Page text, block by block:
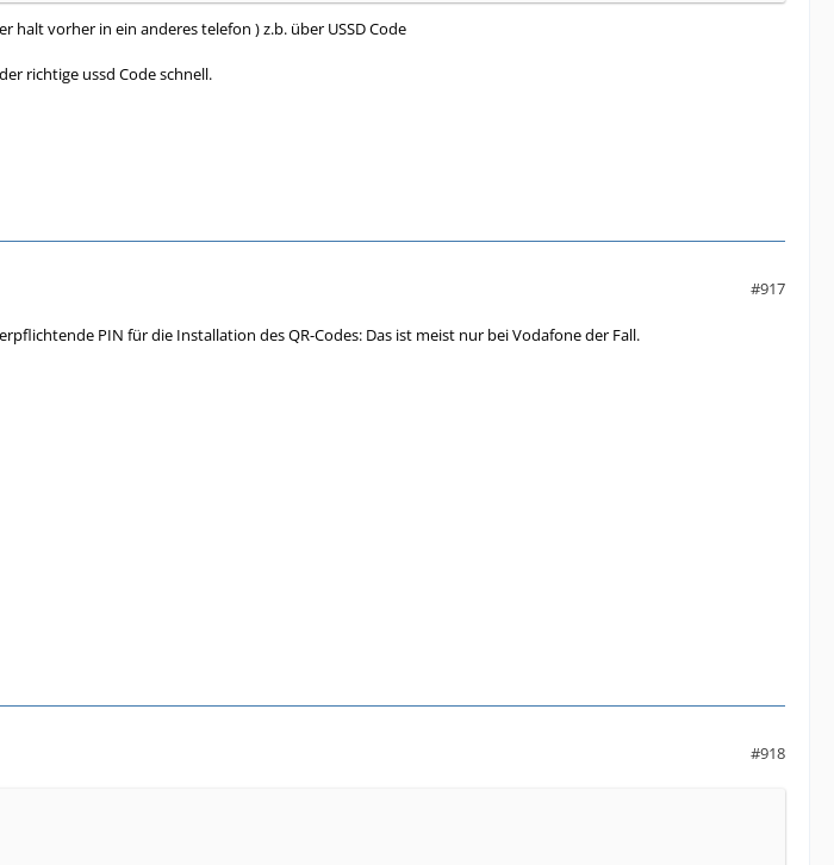
halt vorher in ein anderes telefon ) z.b. über USSD Code
richtige ussd Code schnell.
#917
PIN für die Installation des QR-Codes: Das ist meist nur bei Vodafone der Fall.
#918